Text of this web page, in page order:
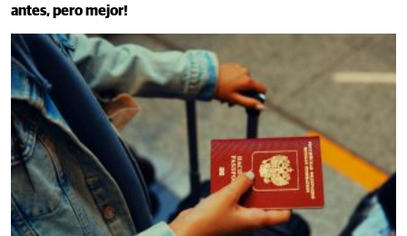
antes, pero mejor!